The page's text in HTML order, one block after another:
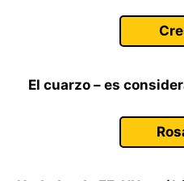
El cuarzo – es